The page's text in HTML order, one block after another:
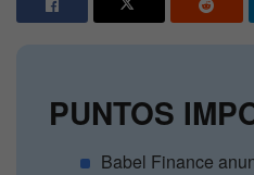
PUNTOS
Babel Finance